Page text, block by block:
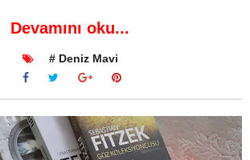
Devamını oku...
# Deniz Mavi